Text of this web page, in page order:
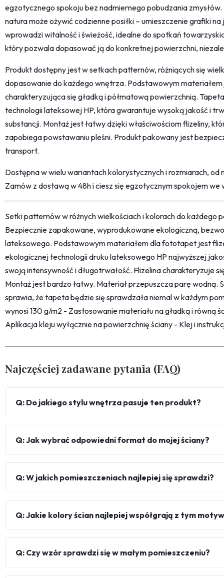
egzotycznego spokoju bez nadmiernego pobudzania
natura może ożywić codzienne posiłki – umieszczenie grafiki
wprowadzi witalność i świeżość, idealne do spotkań
który pozwala dopasować ją do konkretnej powierzchni,
Produkt dostępny jest w setkach patternów, różniących się
dopasowanie do każdego wnętrza. Podstawowym
charakteryzująca się gładką i półmatową powierzchnią.
technologii lateksowej HP, która gwarantuje wysoką jakość i
substancji. Montaż jest łatwy dzięki właściwościom flizeliny,
zapobiega powstawaniu pleśni. Produkt pakowany jest
transport.
Dostępna w wielu wariantach kolorystycznych i rozmiarach, od
Zamów z dostawą w 48h i ciesz się egzotycznym spokojem we
Setki patternów w różnych wielkościach i kolorach do każdego
Bezpiecznie zapakowane, wyprodukowane ekologiczną,
lateksowego. Podstawowym materiałem dla fototapet jest
ekologicznej technologii druku lateksowego HP najwyższej
swoją intensywność i długotrwałość. Flizelina charakteryzuje
Montaż jest bardzo łatwy. Materiał przepuszcza parę wodną.
sprawia, że tapeta będzie się sprawdzała niemal w każdym
wynosi 130 g/m2 - Zastosowanie materiału na gładką i równą
Aplikacja kleju wyłącznie na powierzchnię ściany - Klej i
Najczęściej zadawane pytania (FAQ)
Q: Do jakiego stylu wnętrza pasuje ten produkt?
Q: Jak wybrać odpowiedni format do mojej ściany?
Q: W jakich pomieszczeniach najlepiej się sprawdzi?
Q: Jakie kolory ścian najlepiej współgrają z tym
Q: Czy wzór sprawdzi się w małym pomieszczeniu?